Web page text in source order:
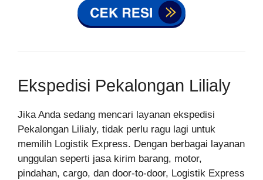
Ekspedisi Pekalongan Lilialy
Jika Anda sedang mencari layanan ekspedisi
Pekalongan Lilialy, tidak perlu ragu lagi untuk
memilih Logistik Express. Dengan berbagai layanan
unggulan seperti jasa kirim barang, motor,
pindahan, cargo, dan door-to-door, Logistik Express